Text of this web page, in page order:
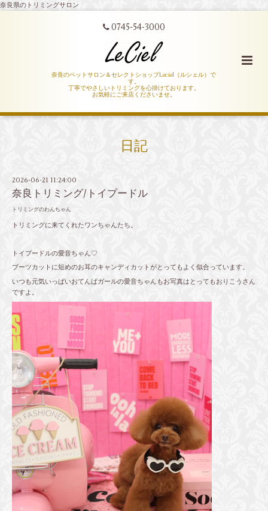
奈良県のトリミングサロン
0745-54-3000
奈良のペットサロン＆セレクトショップLeciel（ルシェル）で
す。
丁寧でやさしいトリミングを心掛けております。
お気軽にご来店くださいませ。
日記
2026-06-21 11:24:00
奈良トリミング/トイプードル
トリミングのわんちゃん
トリミングに来てくれたワンちゃんたち。
トイプードルの愛音ちゃん♡
ブーツカットに短めのお耳のキャンディカットがとってもよく似合っています。
いつも元気いっぱいおてんばガールの愛音ちゃんもお写真はとってもおりこうさん
ですよ。